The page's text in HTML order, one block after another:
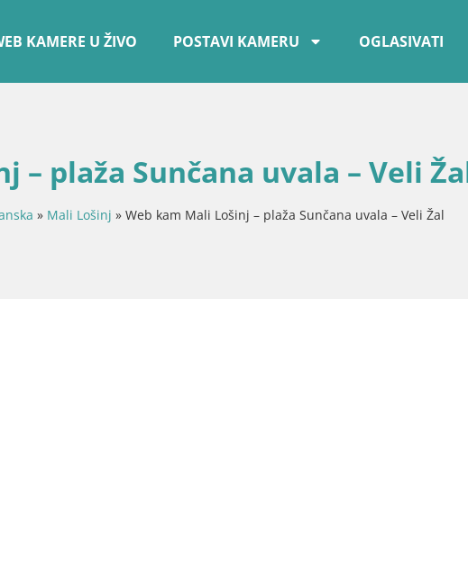
KAMERE U ŽIVO POSTAVI KAMERU OGLASIVATI
– plaža Sunčana uvala – Veli
» Mali Lošinj » Web kam Mali Lošinj – plaža Sunčana uvala – Veli Žal